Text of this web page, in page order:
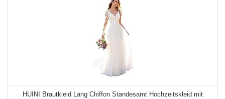
HUINI Brautkleid Lang Chiffon Standesamt Hochzeitskleid mit